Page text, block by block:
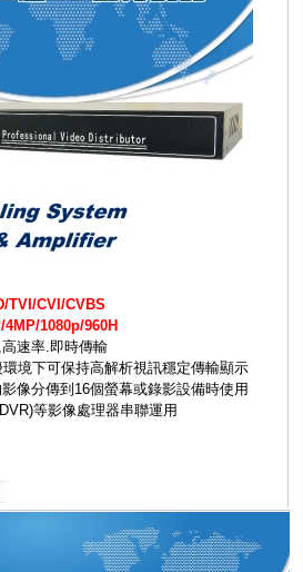
盜貼紙
TVI/CVI/CVBS
1080p/960H
速率.即時傳輸
境下可保持高解析視訊穩定傳輸顯示
像分傳到16個螢幕或錄影設備時使用
等影像處理器串聯運用